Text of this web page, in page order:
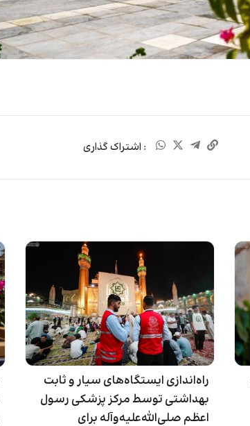
: اشتراک گذاری
راه‌اندازی ایستگاه‌های سیار و ثابت
بهداشتی توسط مرکز پزشکی رسول
اعظم صلی‌الله‌علیه‌وآله برای